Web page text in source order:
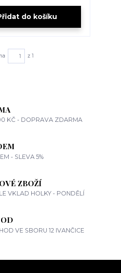
do košíku
z 1
KČ - DOPRAVA ZDARMA
- SLEVA 5%
ZBOŽÍ
VKLAD HOLKY - PONDĚLÍ
VE SBORU 12 IVANČICE